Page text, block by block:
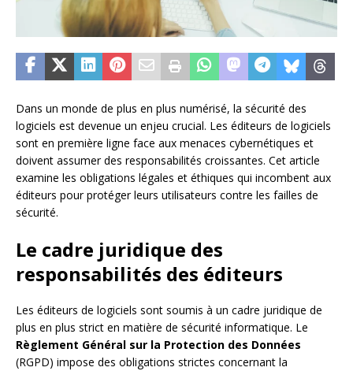
Dans un monde de plus en plus numérisé, la sécurité des
logiciels est devenue un enjeu crucial. Les éditeurs de logiciels
sont en première ligne face aux menaces cybernétiques et
doivent assumer des responsabilités croissantes. Cet article
examine les obligations légales et éthiques qui incombent aux
éditeurs pour protéger leurs utilisateurs contre les failles de
sécurité.
Le cadre juridique des
responsabilités des éditeurs
Les éditeurs de logiciels sont soumis à un cadre juridique de
plus en plus strict en matière de sécurité informatique. Le
Règlement Général sur la Protection des Données
(RGPD) impose des obligations strictes concernant la